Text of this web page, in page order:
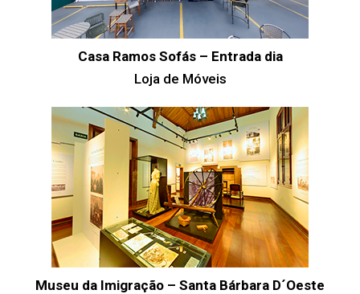
Casa Ramos Sofás – Entrada dia
Loja de Móveis
Museu da Imigração – Santa Bárbara D´Oeste